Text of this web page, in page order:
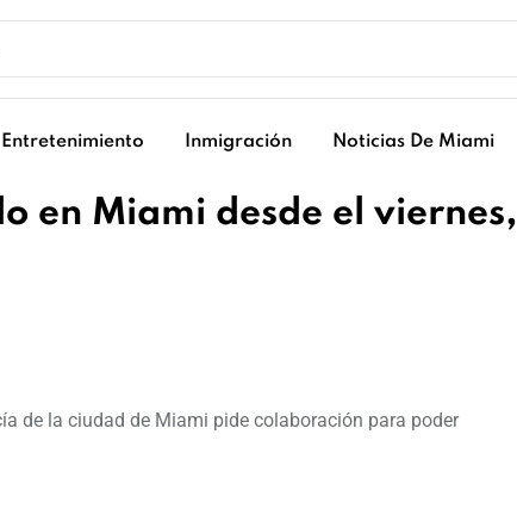
Entretenimiento Inmigración Noticias De Miami
en Miami desde el viernes,
de la ciudad de Miami pide colaboración para poder